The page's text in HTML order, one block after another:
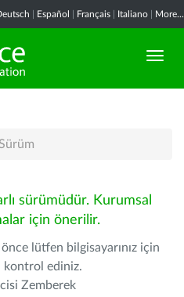
Español Français Italiano More...
sürümüdür. Kurumsal
için önerilir.
lütfen bilgisayarınız için
kontrol ediniz.
Zemberek